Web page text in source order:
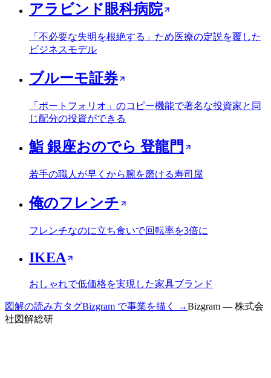
アラビンド眼科病院
「不必要な失明を根絶する」ため医療の定説を覆した
ビジネスモデル
ブルーモ証券
「ポートフォリオ」のコピー機能で著名な投資家と同
じ配分の投資ができる
鮨 銀座おのでら 登龍門
若手の職人が早くから腕を磨ける寿司屋
俺のフレンチ
フレンチなのに立ち食いで回転率を3倍に
IKEA
おしゃれで低価格を実現した家具ブランド
図解の読み方タグBizgram で事業を描く →Bizgram — 株式会
社図解総研